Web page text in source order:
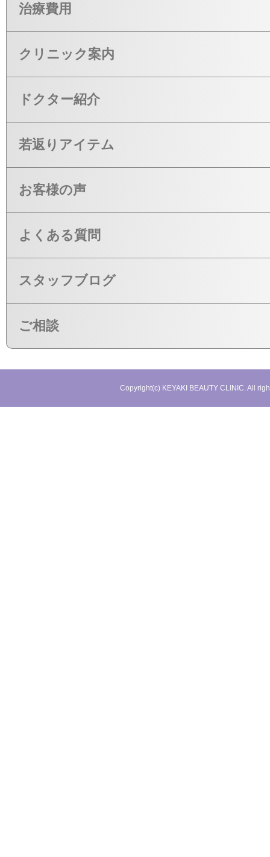
治療費用
クリニック案内
ドクター紹介
若返りアイテム
お客様の声
よくある質問
スタッフブログ
ご相談
Copyright(c) KEYAKI BEAUTY CLINIC. All